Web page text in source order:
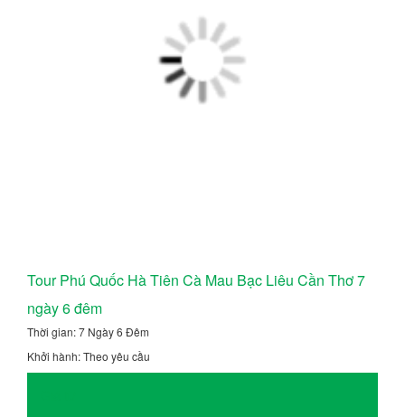
Tour Phú Quốc Hà Tiên Cà Mau Bạc Liêu Cần Thơ 7
ngày 6 đêm
Thời gian: 7 Ngày 6 Đêm
Khởi hành: Theo yêu cầu